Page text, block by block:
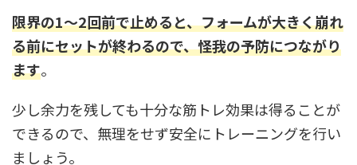
限界の1〜2回前で止めると、フォームが大きく崩れ
る前にセットが終わるので、怪我の予防につながり
ます。
少し余力を残しても十分な筋トレ効果は得ることが
できるので、無理をせず安全にトレーニングを行い
ましょう。